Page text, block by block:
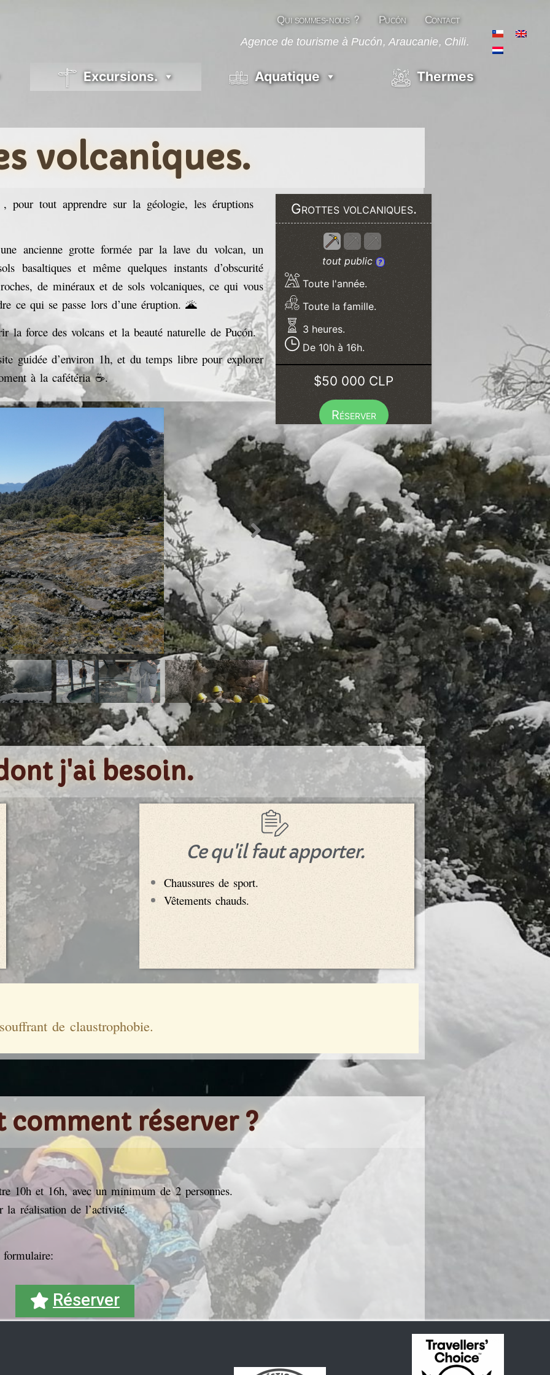
Qui sommes-nous ? Pucón Contact
Agence de tourisme à Pucón, Araucanie, Chili.
Excursions. Aquatique Thermes
volcaniques.
tout apprendre sur la géologie, les éruptions
ancienne grotte formée par la lave du volcan, un
basaltiques et même quelques instants d’obscurité
de minéraux et de sols volcaniques, ce qui vous
ce qui se passe lors d’une éruption. 🌋
la force des volcans et la beauté naturelle de Pucón.
guidée d’environ 1h, et du temps libre pour explorer
à la cafétéria ☕.
Grottes volcaniques.
tout public ?
Toute l'année.
Toute la famille.
3 heures.
De 10h à 16h.
$50 000 CLP
Réserver
j'ai besoin.
Ce qu'il faut apporter.
Chaussures de sport.
Vêtements chauds.
de claustrophobie.
comment réserver ?
10h et 16h, avec un minimum de 2 personnes.
la réalisation de l’activité.
formulaire:
Réserver